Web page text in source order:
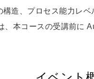
造、プロセス能力レ
、本コースの受講前に